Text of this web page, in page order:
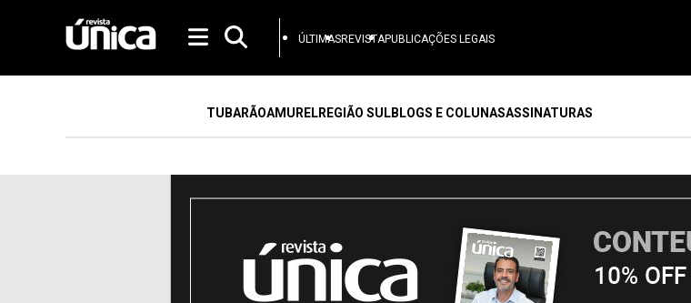
ÚLTIMASREVISTAPUBLICAÇÕES LEGAIS
TUBARÃOAMURELREGIÃO SULBLOGS E COLUNASASSINATURAS